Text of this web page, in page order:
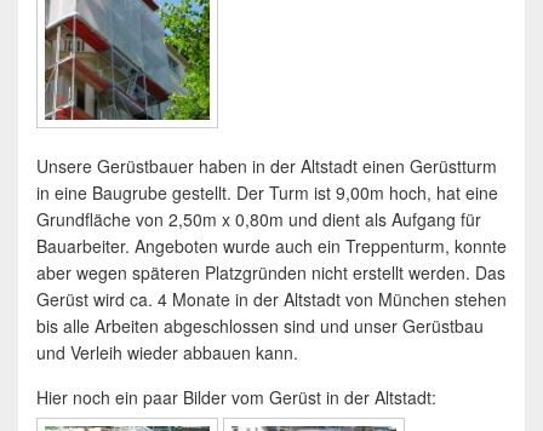
Unsere Gerüstbauer haben in der Altstadt einen Gerüstturm
in eine Baugrube gestellt. Der Turm ist 9,00m hoch, hat eine
Grundfläche von 2,50m x 0,80m und dient als Aufgang für
Bauarbeiter. Angeboten wurde auch ein Treppenturm, konnte
aber wegen späteren Platzgründen nicht erstellt werden. Das
Gerüst wird ca. 4 Monate in der Altstadt von München stehen
bis alle Arbeiten abgeschlossen sind und unser Gerüstbau
und Verleih wieder abbauen kann.
Hier noch ein paar Bilder vom Gerüst in der Altstadt: